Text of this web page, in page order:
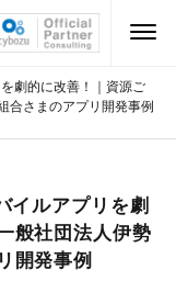
劇的に改善！｜資源ご
さまのアプリ開発事例
ルアプリを劇
般社団法人伊勢
開発事例